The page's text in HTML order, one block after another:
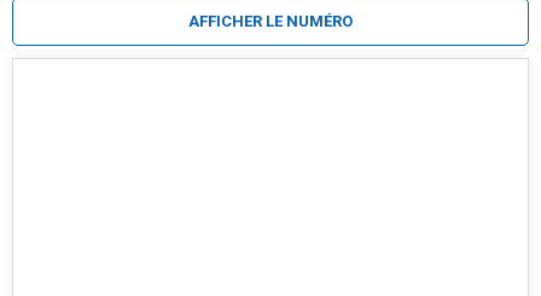
AFFICHER LE NUMÉRO